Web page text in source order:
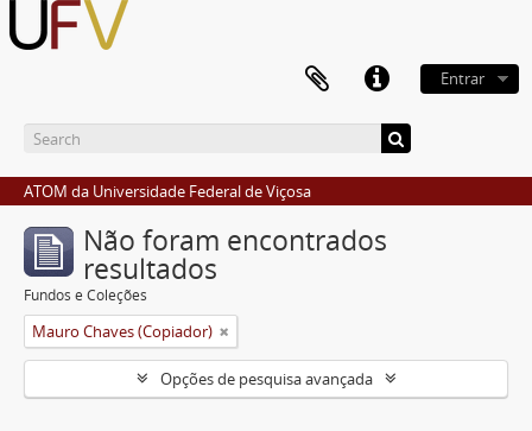
Entrar
ATOM da Universidade Federal de Viçosa
Não foram encontrados
resultados
Fundos e Coleções
Mauro Chaves (Copiador)
Opções de pesquisa avançada